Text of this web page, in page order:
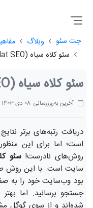
جت سئو وبلاگ
سئو کلاه سیاه (Black Hat SEO) چیست؟
سئو کلاه سیاه (Black Hat SEO) چیست؟
آخرین به‌روزرسانی: 08 دی 1403
دریافت رتبه‌های برتر
است؛ اما برای این
روش‌های نادرست!سئو
سایت است. با این روش
بود وب‌سایت خود را به
جستجو برسانید. اما